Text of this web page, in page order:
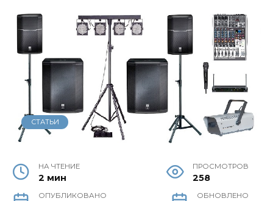
СТАТЬИ
НА ЧТЕНИЕ
2 мин
ПРОСМОТРОВ
258
ОПУБЛИКОВАНО ОБНОВЛЕНО